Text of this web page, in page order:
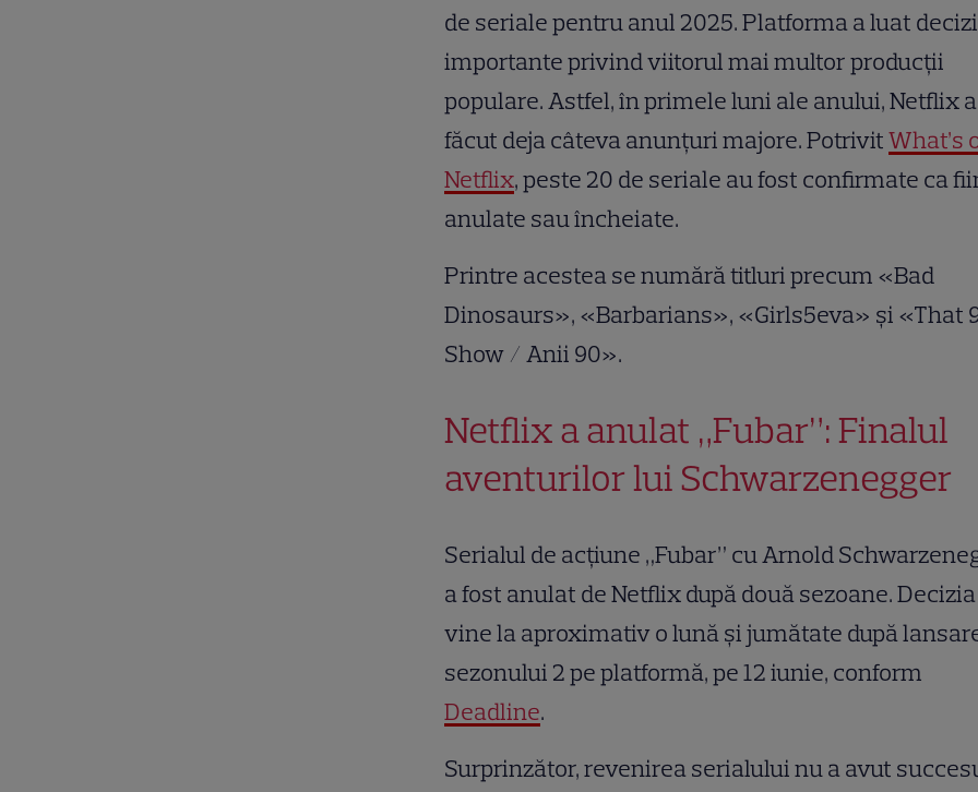
de seriale pentru anul 2025. Platforma a luat
importante privind viitorul mai multor producții
populare. Astfel, în primele luni ale anului, Netflix a
făcut deja câteva anunțuri majore. PotrivitWhat’s
Netflix, peste 20 de seriale au fost confirmate ca
anulate sau încheiate.
Printre acestea se numără titluri precum «Bad
Dinosaurs», «Barbarians», «Girls5eva» și «That
Show / Anii 90».
Netflix a anulat „Fubar”: Finalul
aventurilor lui Schwarzenegger
Serialul de acțiune „Fubar” cu Arnold
a fost anulat de Netflix după două sezoane. Decizia
vine la aproximativ o lună și jumătate după
sezonului 2 pe platformă, pe 12 iunie, conform
Deadline.
Surprinzător, revenirea serialului nu a avut